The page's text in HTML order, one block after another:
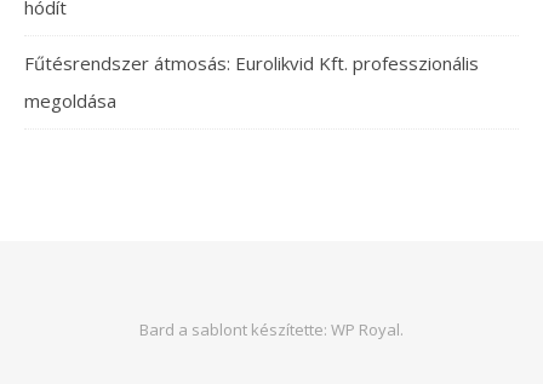
hódít
Fűtésrendszer átmosás: Eurolikvid Kft. professzionális
megoldása
Bard a sablont készítette: WP Royal.